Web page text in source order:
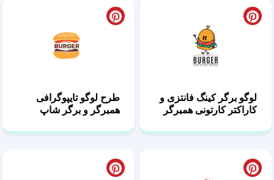
لوگو برگر کینگ فانتزی و
کاراکتر کارتونی همبرگر
طرح لوگو تایپوگرافی
همبرگر و برگر شاپ